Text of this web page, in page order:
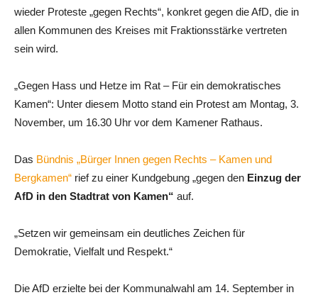
wieder Proteste „gegen Rechts“, konkret gegen die AfD, die in
allen Kommunen des Kreises mit Fraktionsstärke vertreten
sein wird.
„Gegen Hass und Hetze im Rat – Für ein demokratisches
Kamen“: Unter diesem Motto stand ein Protest am Montag, 3.
November, um 16.30 Uhr vor dem Kamener Rathaus.
Das Bündnis „Bürger Innen gegen Rechts – Kamen und
Bergkamen“ rief zu einer Kundgebung „gegen den Einzug der
AfD in den Stadtrat von Kamen“ auf.
„Setzen wir gemeinsam ein deutliches Zeichen für
Demokratie, Vielfalt und Respekt.“
Die AfD erzielte bei der Kommunalwahl am 14. September in